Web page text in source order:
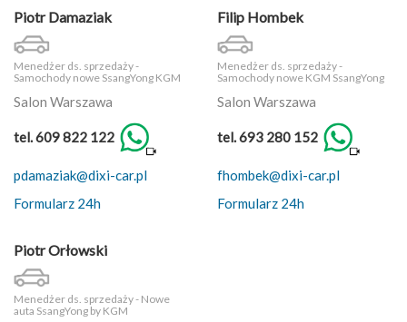
Piotr Damaziak
Menedżer ds. sprzedaży -
Samochody nowe SsangYong KGM
Salon Warszawa
tel. 609 822 122
pdamaziak@dixi-car.pl
Formularz 24h
Filip Hombek
Menedżer ds. sprzedaży -
Samochody nowe KGM SsangYong
Salon Warszawa
tel. 693 280 152
fhombek@dixi-car.pl
Formularz 24h
Piotr Orłowski
Menedżer ds. sprzedaży - Nowe
auta SsangYong by KGM